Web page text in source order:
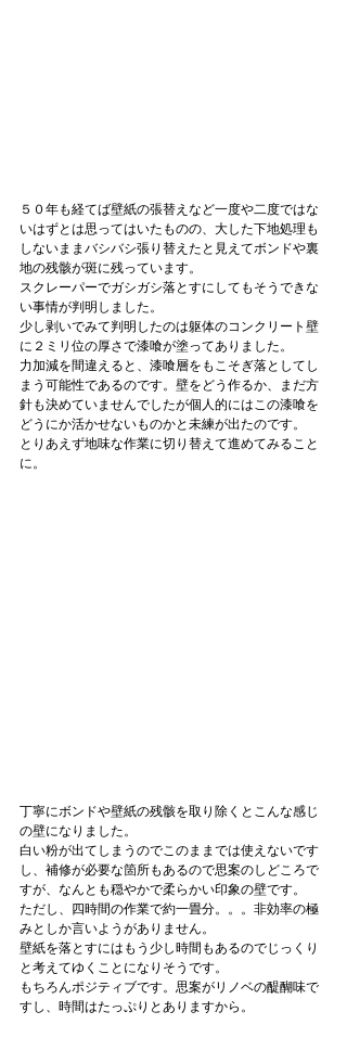
５０年も経てば壁紙の張替えなど一度や二度ではな
いはずとは思ってはいたものの、大した下地処理も
しないままバシバシ張り替えたと見えてボンドや裏
地の残骸が斑に残っています。
スクレーパーでガシガシ落とすにしてもそうできな
い事情が判明しました。
少し剥いでみて判明したのは躯体のコンクリート壁
に２ミリ位の厚さで漆喰が塗ってありました。
力加減を間違えると、漆喰層をもこそぎ落としてし
まう可能性であるのです。壁をどう作るか、まだ方
針も決めていませんでしたが個人的にはこの漆喰を
どうにか活かせないものかと未練が出たのです。
とりあえず地味な作業に切り替えて進めてみること
に。
丁寧にボンドや壁紙の残骸を取り除くとこんな感じ
の壁になりました。
白い粉が出てしまうのでこのままでは使えないです
し、補修が必要な箇所もあるので思案のしどころで
すが、なんとも穏やかで柔らかい印象の壁です。
ただし、四時間の作業で約一畳分。。。非効率の極
みとしか言いようがありません。
壁紙を落とすにはもう少し時間もあるのでじっくり
と考えてゆくことになりそうです。
もちろんポジティブです。思案がリノベの醍醐味で
すし、時間はたっぷりとありますから。